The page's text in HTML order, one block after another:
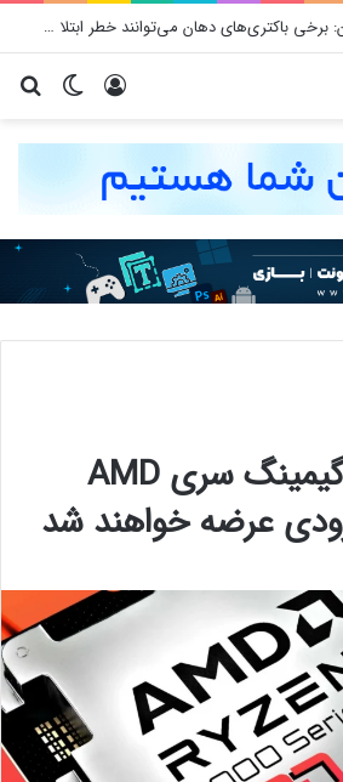
کشف جدید دانشمندان: برخی باکتری‌های دهان می‌توانند خطر ابتلا به آلزایمر را افزایش دهند
تغییر ورود
پردازنده‌های گیمینگ سری AMD